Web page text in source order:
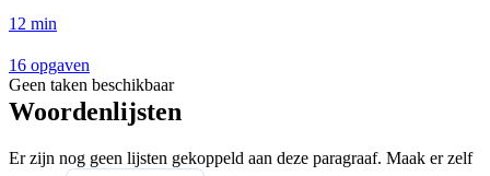
12 min
16 opgaven
Geen taken beschikbaar
Woordenlijsten
Er zijn nog geen lijsten gekoppeld aan deze paragraaf. Maak er zelf